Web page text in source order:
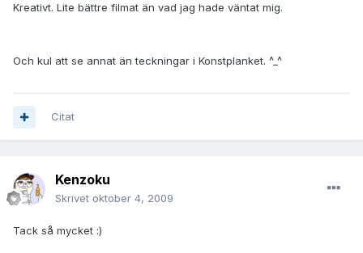
Kreativt. Lite bättre filmat än vad jag hade väntat mig.
Och kul att se annat än teckningar i Konstplanket. ^_^
Citat
Kenzoku
Skrivet oktober 4, 2009
Tack så mycket :)